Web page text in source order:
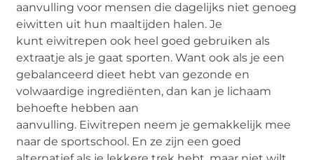
aanvulling voor mensen die dagelijks niet genoeg
eiwitten uit hun maaltijden halen. Je
kunt eiwitrepen ook heel goed gebruiken als
extraatje als je gaat sporten. Want ook als je een
gebalanceerd dieet hebt van gezonde en
volwaardige ingrediënten, dan kan je lichaam
behoefte hebben aan
aanvulling. Eiwitrepen neem je gemakkelijk mee
naar de sportschool. En ze zijn een goed